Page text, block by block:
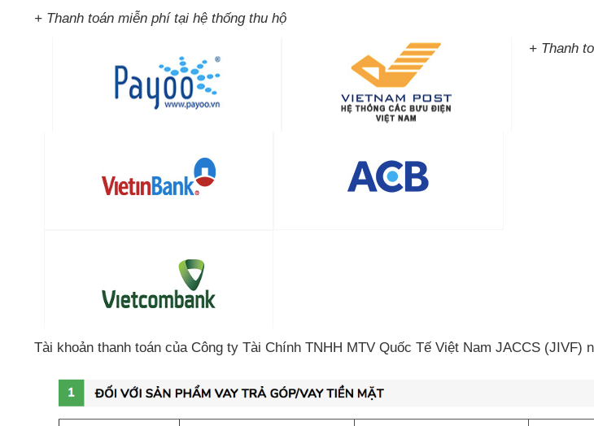
+ Thanh toán miễn phí tại hệ thống thu hộ
+ Thanh
Tài khoản thanh toán của Công ty Tài Chính TNHH MTV Quốc Tế Việt Nam JACCS (JIVF)